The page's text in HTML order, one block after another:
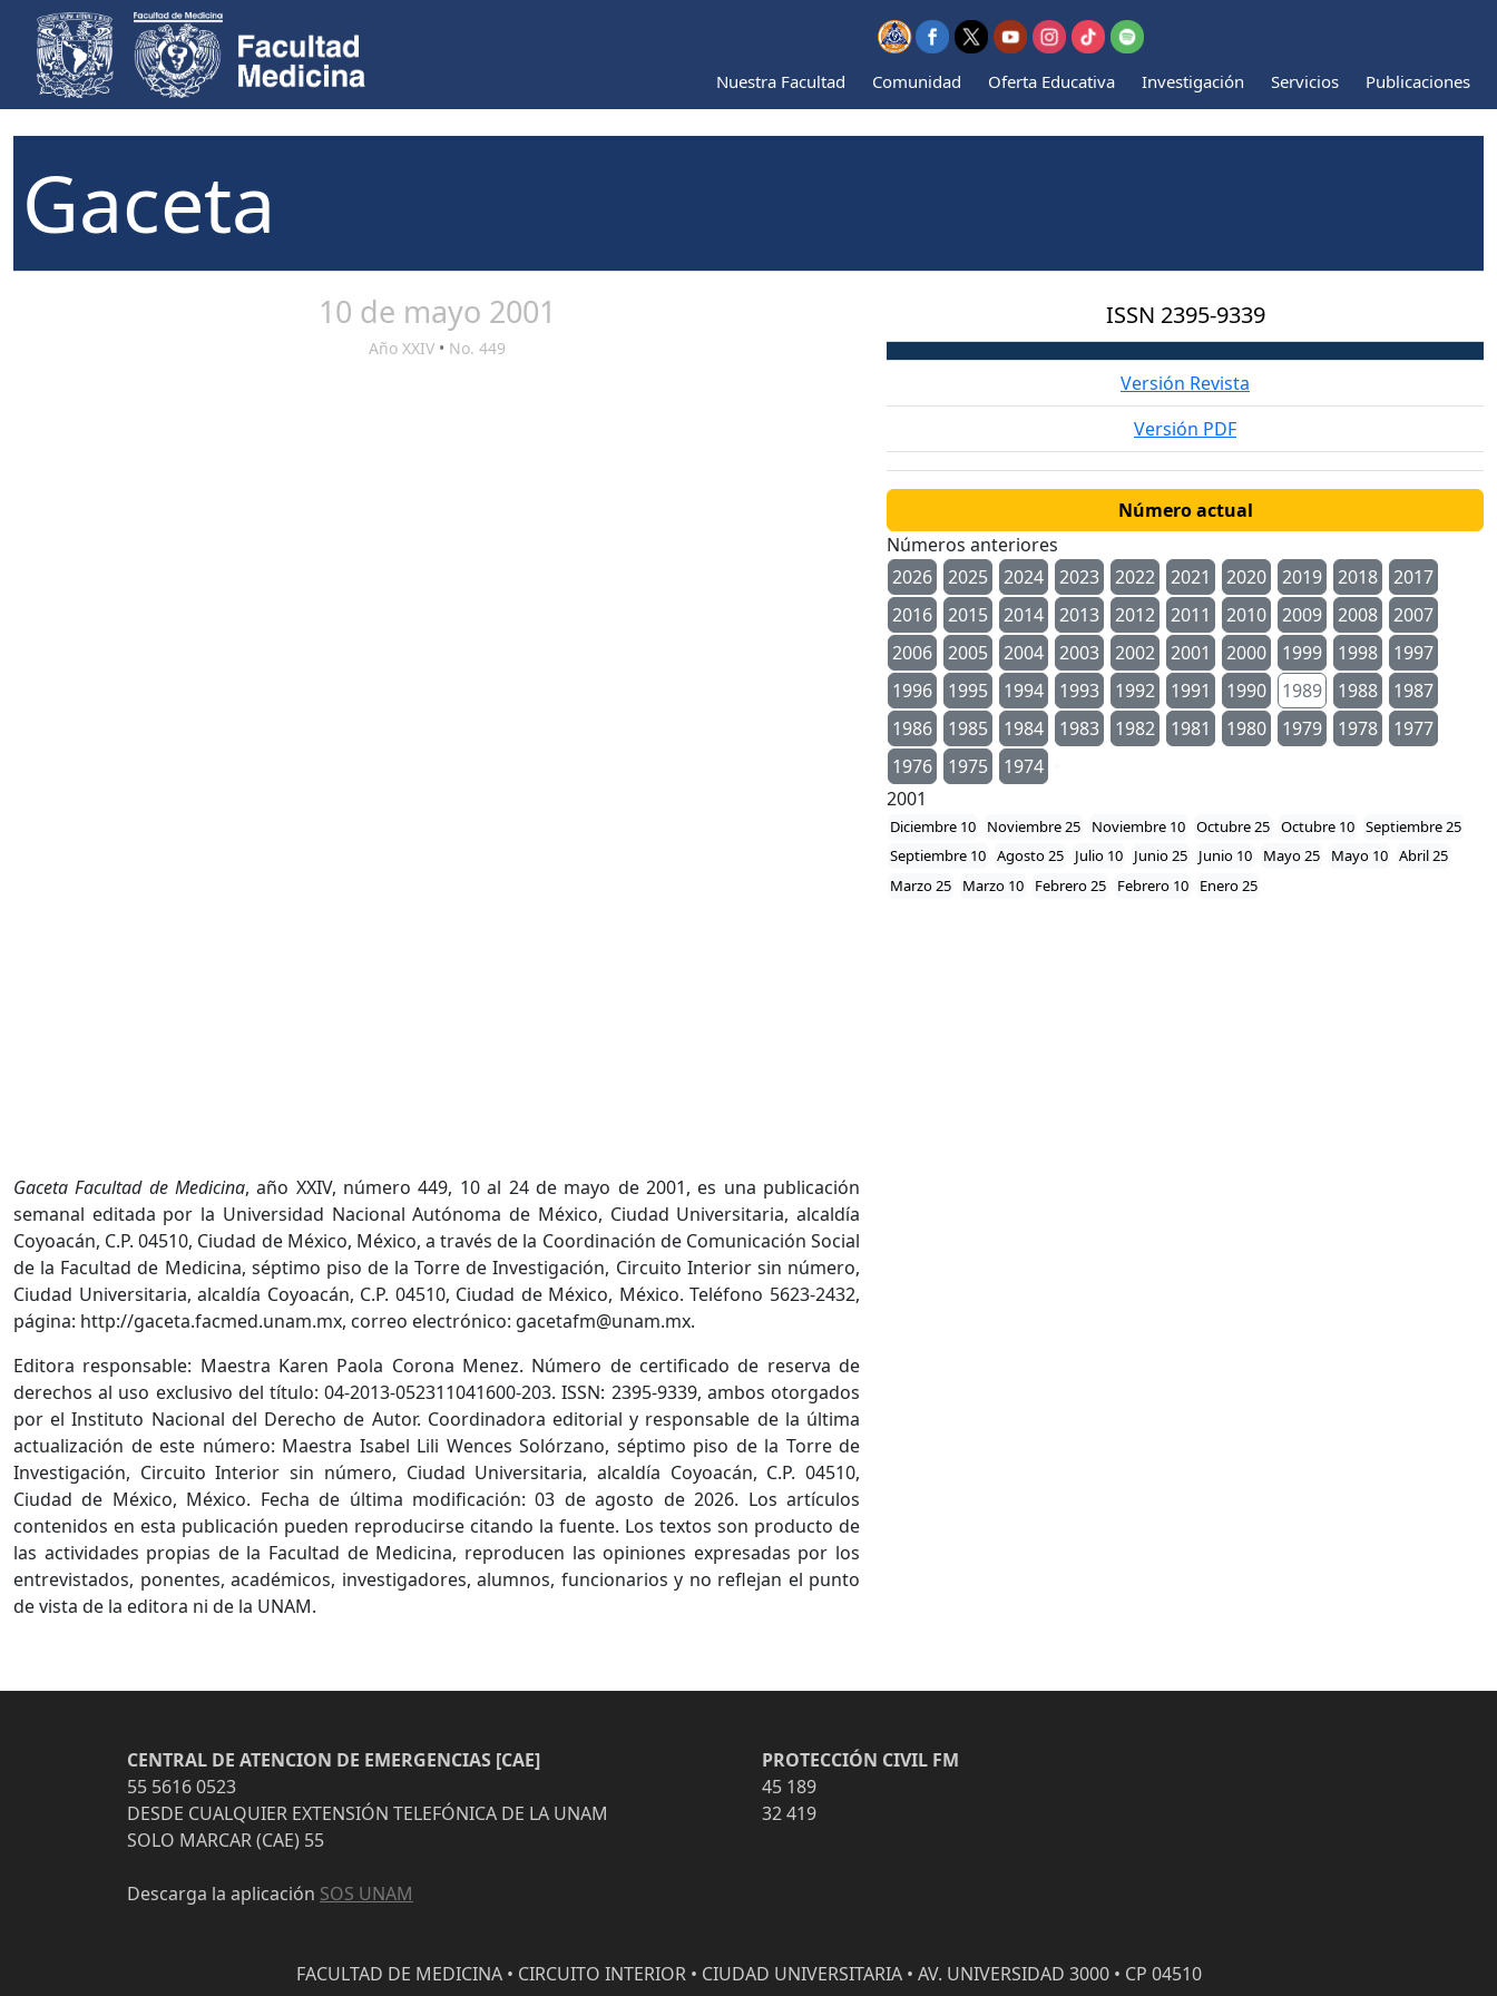
Nuestra Facultad Comunidad Oferta Educativa Investigación Servicios Publicaciones
Gaceta
10 de mayo 2001
Año XXIV • No. 449
Gaceta Facultad de Medicina, año XXIV, número 449, 10 al 24 de mayo de 2001, es una publicación
semanal editada por la Universidad Nacional Autónoma de México, Ciudad Universitaria, alcaldía
Coyoacán, C.P. 04510, Ciudad de México, México, a través de la Coordinación de Comunicación Social
de la Facultad de Medicina, séptimo piso de la Torre de Investigación, Circuito Interior sin número,
Ciudad Universitaria, alcaldía Coyoacán, C.P. 04510, Ciudad de México, México. Teléfono 5623-2432,
página: http://gaceta.facmed.unam.mx, correo electrónico: gacetafm@unam.mx.
Editora responsable: Maestra Karen Paola Corona Menez. Número de certificado de reserva de
derechos al uso exclusivo del título: 04-2013-052311041600-203. ISSN: 2395-9339, ambos otorgados
por el Instituto Nacional del Derecho de Autor. Coordinadora editorial y responsable de la última
actualización de este número: Maestra Isabel Lili Wences Solórzano, séptimo piso de la Torre de
Investigación, Circuito Interior sin número, Ciudad Universitaria, alcaldía Coyoacán, C.P. 04510,
Ciudad de México, México. Fecha de última modificación: 03 de agosto de 2026. Los artículos
contenidos en esta publicación pueden reproducirse citando la fuente. Los textos son producto de
las actividades propias de la Facultad de Medicina, reproducen las opiniones expresadas por los
entrevistados, ponentes, académicos, investigadores, alumnos, funcionarios y no reflejan el punto
de vista de la editora ni de la UNAM.
ISSN 2395-9339
Versión Revista
Versión PDF
Número actual
Números anteriores
2026
2025 2024 2023 2022 2021 2020 2019 2018
2017
2016
2015 2014 2013 2012 2011 2010 2009 2008
2007
2006
2005 2004 2003 2002 2001 2000 1999 1998
1997
1996
1995 1994 1993 1992 1991 1990 1989 1988
1987
1986
1985 1984 1983 1982 1981 1980 1979 1978
1977
1976
1975
1974
2001
Diciembre 10 Noviembre 25 Noviembre 10 Octubre 25 Octubre 10 Septiembre 25
Septiembre 10 Agosto 25 Julio 10 Junio 25 Junio 10 Mayo 25 Mayo 10 Abril 25
Marzo 25
Marzo 10 Febrero 25 Febrero 10 Enero 25
CENTRAL DE ATENCION DE EMERGENCIAS [CAE]
55 5616 0523
DESDE CUALQUIER EXTENSIÓN TELEFÓNICA DE LA UNAM
SOLO MARCAR (CAE) 55
Descarga la aplicación SOS UNAM
PROTECCIÓN CIVIL FM
45 189
32 419
FACULTAD DE MEDICINA • CIRCUITO INTERIOR • CIUDAD UNIVERSITARIA • AV. UNIVERSIDAD 3000 • CP 04510